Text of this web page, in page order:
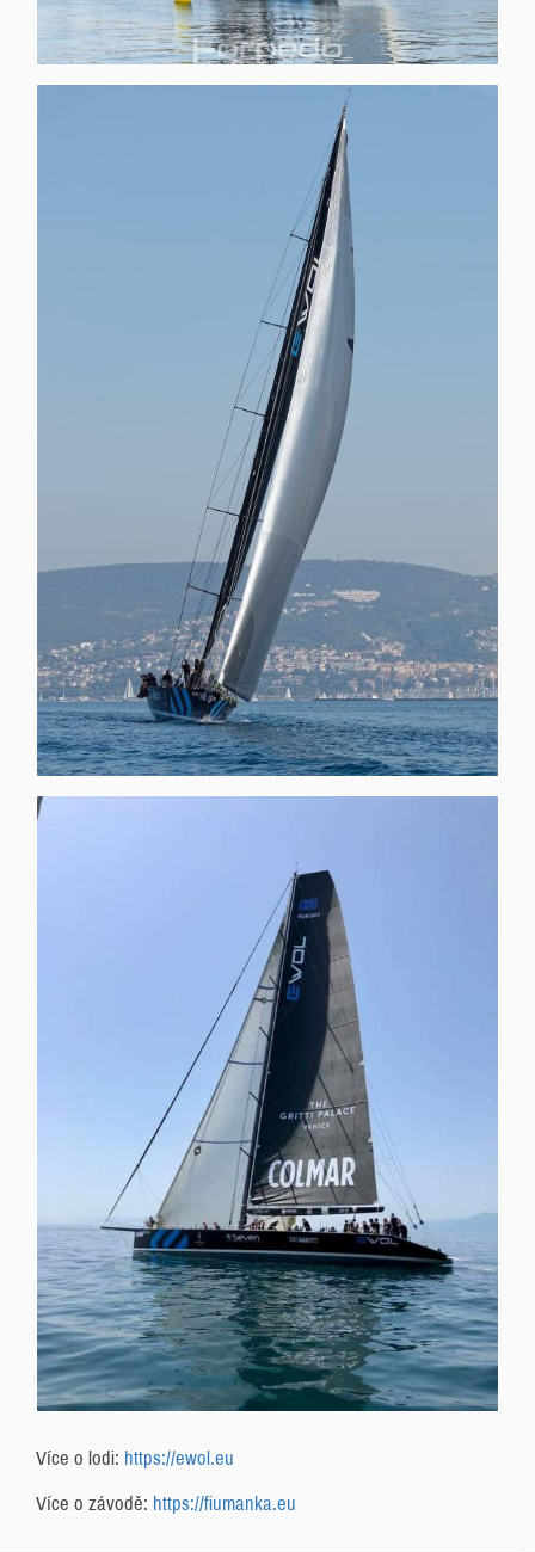
Více o lodi: https://ewol.eu
Více o závodě: https://fiumanka.eu